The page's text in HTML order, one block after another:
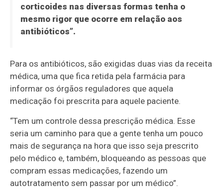
corticoides nas diversas formas tenha o
mesmo rigor que ocorre em relação aos
antibióticos”.
Para os antibióticos, são exigidas duas vias da receita
médica, uma que fica retida pela farmácia para
informar os órgãos reguladores que aquela
medicação foi prescrita para aquele paciente.
“Tem um controle dessa prescrição médica. Esse
seria um caminho para que a gente tenha um pouco
mais de segurança na hora que isso seja prescrito
pelo médico e, também, bloqueando as pessoas que
compram essas medicações, fazendo um
autotratamento sem passar por um médico”.